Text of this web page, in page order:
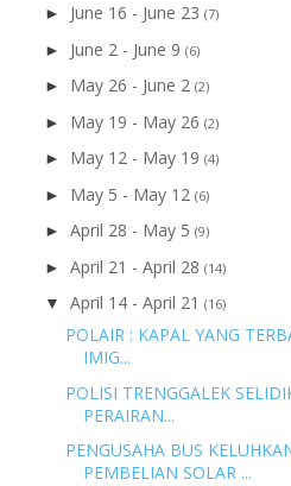
► June 16 - June 23 (7)
► June 2 - June 9 (6)
► May 26 - June 2 (2)
► May 19 - May 26 (2)
► May 12 - May 19 (4)
► May 5 - May 12 (6)
► April 28 - May 5 (9)
► April 21 - April 28 (14)
▼ April 14 - April 21 (16)
POLAIR : KAPAL YANG
IMIG...
POLISI TRENGGALEK
PERAIRAN...
PENGUSAHA BUS
PEMBELIAN SOLAR ...